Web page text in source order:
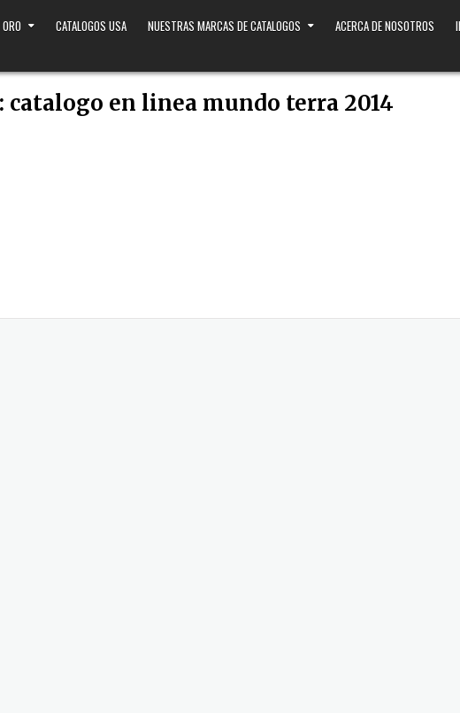
ORO CATALOGOS USA NUESTRAS MARCAS DE CATALOGOS ACERCA DE NOSOTROS
catalogo en linea mundo terra 2014